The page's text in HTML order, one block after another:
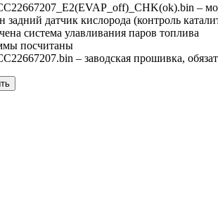
–
датчик кислорода (контроль
система улавливания паров топлива
посчитаны
– заводская прошивка,